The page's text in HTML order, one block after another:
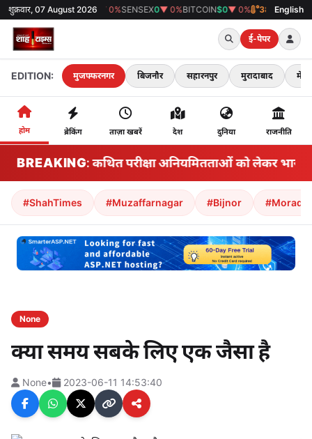
शुक्रवार, 07 August 2026
GOLD₹0▼ 0%SENSEX0▼ 0%BITCOIN $0▼ 0% 38°Cमुजफ्फरनगर English
ई-पेपर
EDITION: मुजफ्फरनगर बिजनौर सहारनपुर मुरादाबाद मेरठ
होम ब्रेकिंग ताज़ा खबरें देश दुनिया राजनीति
BREAKING
झारखंड: कथित परीक्षा अनियमितताओं को लेकर भारतीय
#ShahTimes #Muzaffarnagar #Bijnor
None
क्या समय सबके लिए एक जैसा है
None• 2023-06-11 14:53:40